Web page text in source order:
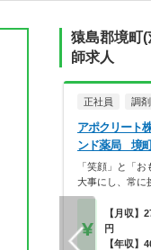
猿島郡境町(
師求人
正社員 調
アポクリート
ンド薬局 境
「笑顔」と「
大事にし、常に
【月収】
円
【年収】